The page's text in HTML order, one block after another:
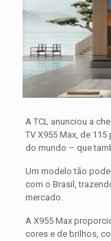
A TCL anunciou a
TV X955 Max, de
do mundo – que
Um modelo tão
com o Brasil,
mercado.
A X955 Max
cores e de brilhos,